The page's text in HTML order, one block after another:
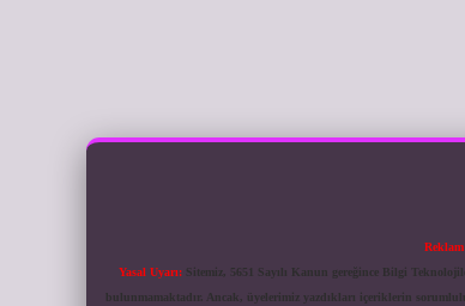
Yasal Uyarı: Sitemiz, 5651 Sayılı Kanun gereğince Bilgi
bulunmamaktadır. Ancak, üyelerimiz yazdıkları içeriklerin